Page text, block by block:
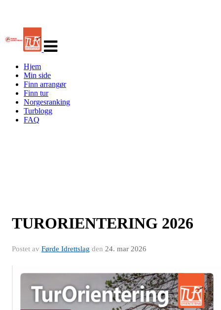
navigasjon
Hjem
Min side
Finn arrangør
Finn tur
Norgesranking
Turblogg
FAQ
TURORIENTERING 2026
Postet av Førde Idrettslag den 24. mar 2026